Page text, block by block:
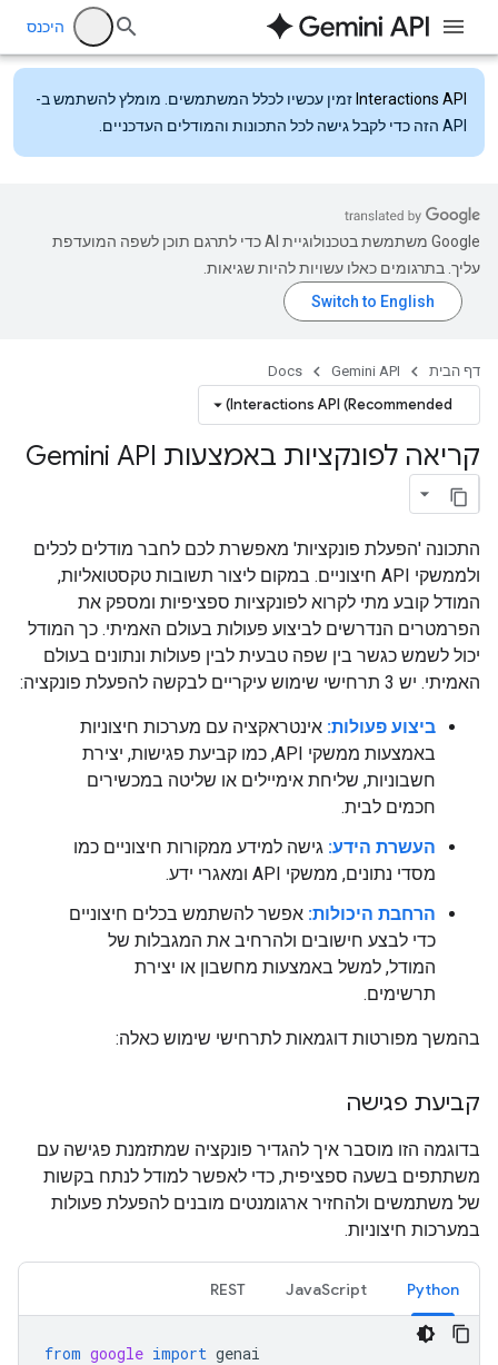
היכנס
Interactions API זמין עכשיו לכלל המשתמשים. מומלץ להשתמש ב-
API הזה כדי לקבל גישה לכל התכונות והמודלים העדכניים.
‫Google משתמשת בטכנולוגיית AI כדי לתרגם תוכן לשפה המועדפת
עליך. בתרגומים כאלו עשויות להיות שגיאות.
דף הבית Gemini API
Docs
Interactions API (Recommended)
קריאה לפונקציות באמצעות Gemini API
התכונה 'הפעלת פונקציות' מאפשרת לכם לחבר מודלים לכלים
ולממשקי API חיצוניים. במקום ליצור תשובות טקסטואליות,
המודל קובע מתי לקרוא לפונקציות ספציפיות ומספק את
הפרמטרים הנדרשים לביצוע פעולות בעולם האמיתי. כך המודל
יכול לשמש כגשר בין שפה טבעית לבין פעולות ונתונים בעולם
האמיתי. יש 3 תרחישי שימוש עיקריים לבקשה להפעלת פונקציה:
ביצוע פעולות: אינטראקציה עם מערכות חיצוניות
באמצעות ממשקי API, כמו קביעת פגישות, יצירת
חשבוניות, שליחת אימיילים או שליטה במכשירים
חכמים לבית.
העשרת הידע: גישה למידע ממקורות חיצוניים כמו
מסדי נתונים, ממשקי API ומאגרי ידע.
הרחבת היכולות: אפשר להשתמש בכלים חיצוניים
כדי לבצע חישובים ולהרחיב את המגבלות של
המודל, למשל באמצעות מחשבון או יצירת
תרשימים.
בהמשך מפורטות דוגמאות לתרחישי שימוש כאלה:
קביעת פגישה
בדוגמה הזו מוסבר איך להגדיר פונקציה שמתזמנת פגישה עם
משתתפים בשעה ספציפית, כדי לאפשר למודל לנתח בקשות
של משתמשים ולהחזיר ארגומנטים מובנים להפעלת פעולות
במערכות חיצוניות.
Python
JavaScript
REST
from google import genai